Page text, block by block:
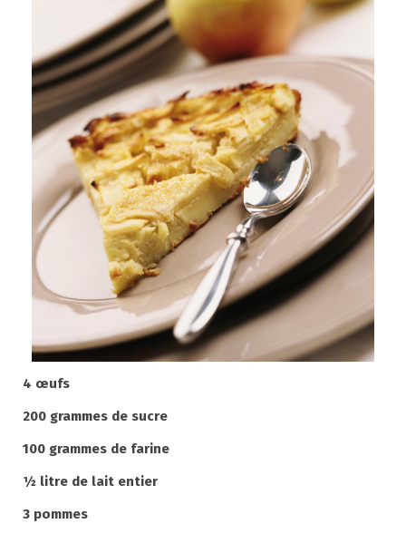
4 œufs
200 grammes de sucre
100 grammes de farine
½ litre de lait entier
3 pommes